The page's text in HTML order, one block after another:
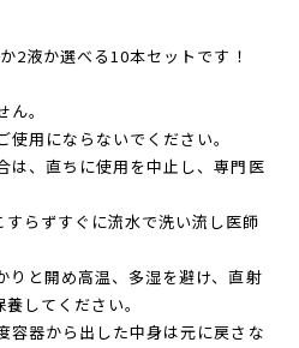
2液か選べる10本セットです！
。
用にならないでください。
、直ちに使用を中止し、専門医
らずすぐに流水で洗い流し医師
と開め高温、多湿を避け、直射
してください。
器から出した中身は元に戻さな